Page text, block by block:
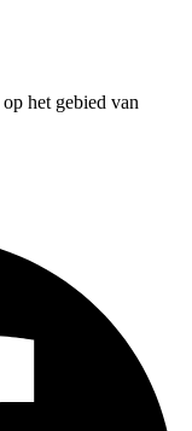
het gebied van